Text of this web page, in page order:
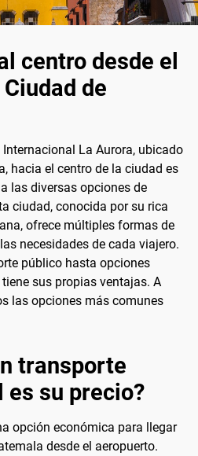
centro desde el
de
La Aurora, ubicado
hacia el centro de la ciudad es
las diversas opciones de
ciudad, conocida por su rica
ofrece múltiples formas de
necesidades de cada viajero.
público hasta opciones
sus propias ventajas. A
las opciones más comunes
transporte
es su precio?
opción económica para llegar
desde el aeropuerto.